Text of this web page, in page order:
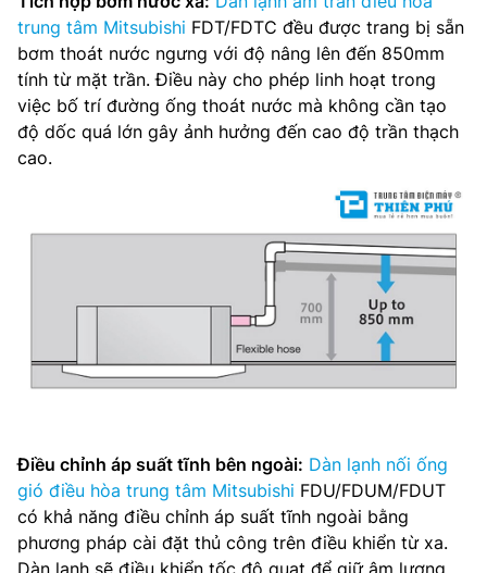
trung tâm Mitsubishi FDT/FDTC đều được trang bị sẵn
bơm thoát nước ngưng với độ nâng lên đến 850mm
tính từ mặt trần. Điều này cho phép linh hoạt trong
việc bố trí đường ống thoát nước mà không cần tạo
độ dốc quá lớn gây ảnh hưởng đến cao độ trần thạch
cao.
Điều chỉnh áp suất tĩnh bên ngoài: Dàn lạnh nối ống
gió điều hòa trung tâm Mitsubishi FDU/FDUM/FDUT
có khả năng điều chỉnh áp suất tĩnh ngoài bằng
phương pháp cài đặt thủ công trên điều khiển từ xa.
Dàn lạnh sẽ điều khiển tốc độ quạt để giữ âm lượng